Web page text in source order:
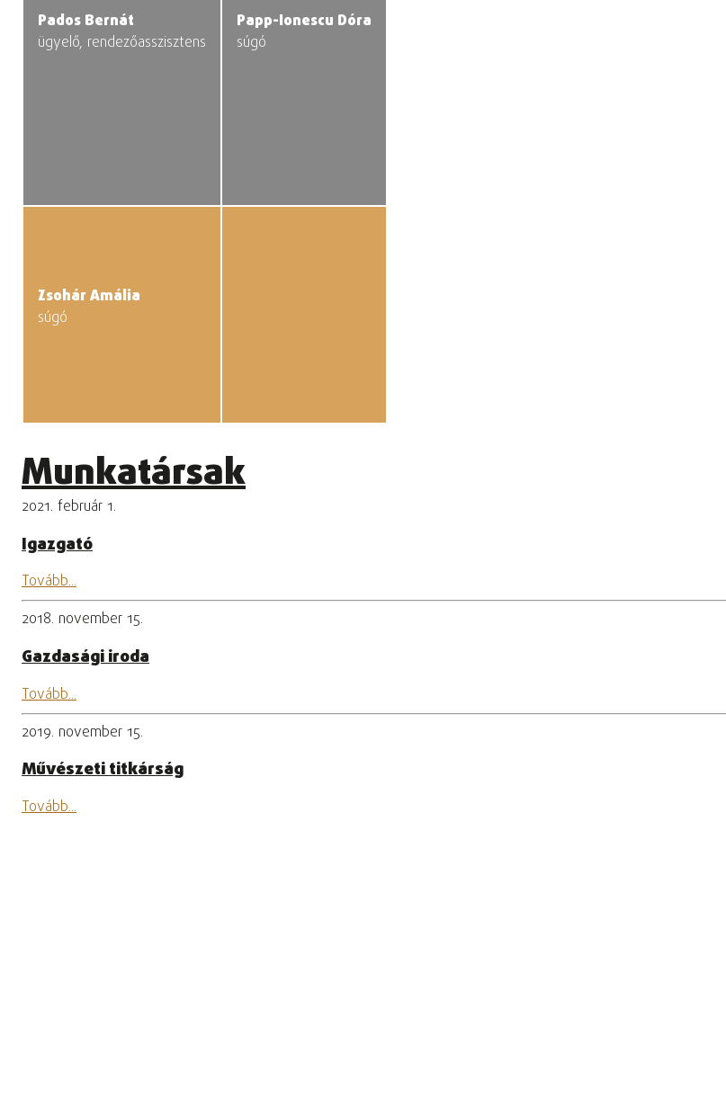
Pados Bernát
ügyelő, rendezőasszisztens
Papp-Ionescu Dóra
súgó
Zsohár Amália
súgó
Munkatársak
2021. február 1.
Igazgató
Tovább...
2018. november 15.
Gazdasági iroda
Tovább...
2019. november 15.
Művészeti titkárság
Tovább...